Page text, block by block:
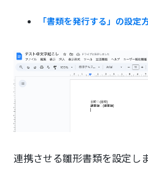
「書類を発行する」の設定
連携させる雛形書類を設定しま